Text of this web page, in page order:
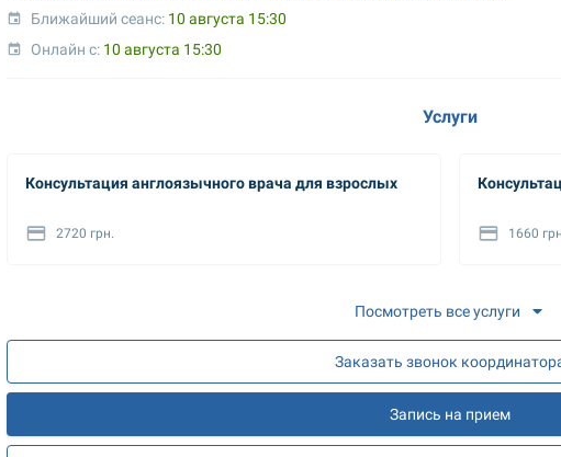
Ближайший сеанс: 10 августа 15:30
Онлайн с: 10 августа 15:30
Услуги
Консультация англоязычного врача для взрослых
2720 грн. 1660
Посмотреть все услуги
Заказать звонок
Запись на прием